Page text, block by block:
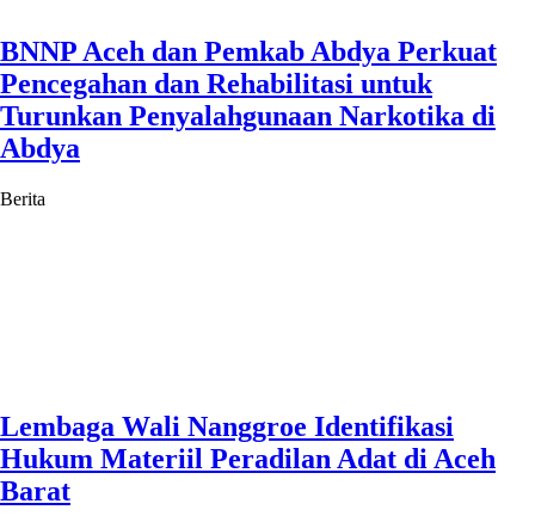
BNNP Aceh dan Pemkab Abdya Perkuat
Pencegahan dan Rehabilitasi untuk
Turunkan Penyalahgunaan Narkotika di
Abdya
Berita
Lembaga Wali Nanggroe Identifikasi
Hukum Materiil Peradilan Adat di Aceh
Barat